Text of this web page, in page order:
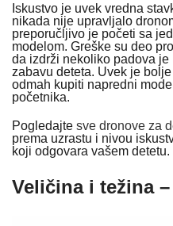
Iskustvo je uvek vredna
nikada nije upravljalo
preporučljivo je početi sa
modelom. Greške su deo
da izdrži nekoliko padova
zabavu deteta. Uvek je
odmah kupiti napredni
početnika.
Pogledajte sve dronove za
prema uzrastu i nivou
koji odgovara vašem detetu.
Veličina i težina